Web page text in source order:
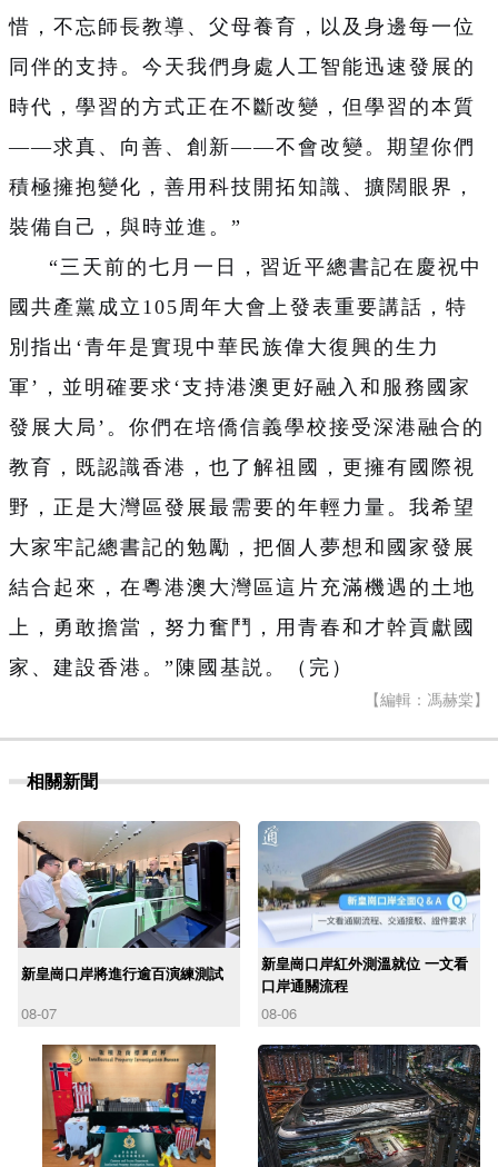
惜，不忘師長教導、父母養育，以及身邊每一位
同伴的支持。今天我們身處人工智能迅速發展的
時代，學習的方式正在不斷改變，但學習的本質
——求真、向善、創新——不會改變。期望你們
積極擁抱變化，善用科技開拓知識、擴闊眼界，
裝備自己，與時並進。”
“三天前的七月一日，習近平總書記在慶祝中
國共產黨成立105周年大會上發表重要講話，特
別指出‘青年是實現中華民族偉大復興的生力
軍’，並明確要求‘支持港澳更好融入和服務國家
發展大局’。你們在培僑信義學校接受深港融合的
教育，既認識香港，也了解祖國，更擁有國際視
野，正是大灣區發展最需要的年輕力量。我希望
大家牢記總書記的勉勵，把個人夢想和國家發展
結合起來，在粵港澳大灣區這片充滿機遇的土地
上，勇敢擔當，努力奮鬥，用青春和才幹貢獻國
家、建設香港。” 陳國基説。
（完）
【編輯：馮赫棠】
相關新聞
新皇崗口岸將進行逾百演練測試
08-07
新皇崗口岸紅外測溫就位 一文看
口岸通關流程
08-06